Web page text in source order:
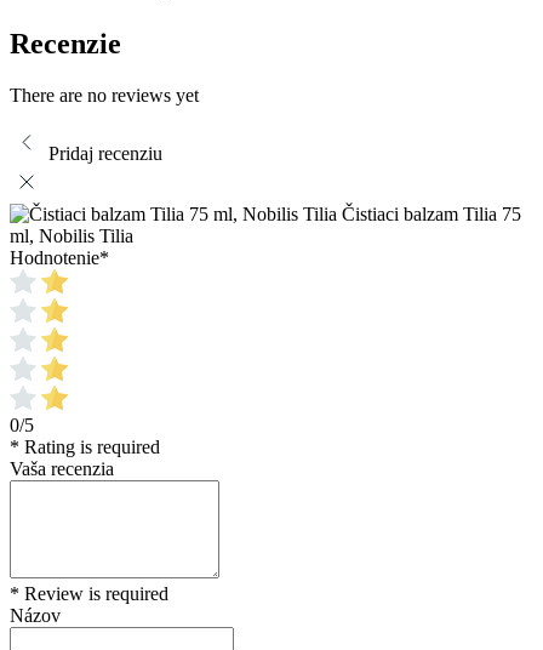
Recenzie
There are no reviews yet
Pridaj recenziu
Čistiaci balzam Tilia 75
ml, Nobilis Tilia
Hodnotenie*
0/5
* Rating is required
Vaša recenzia
* Review is required
Názov